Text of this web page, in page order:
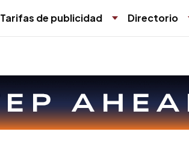
Tarifas de publicidad Directorio